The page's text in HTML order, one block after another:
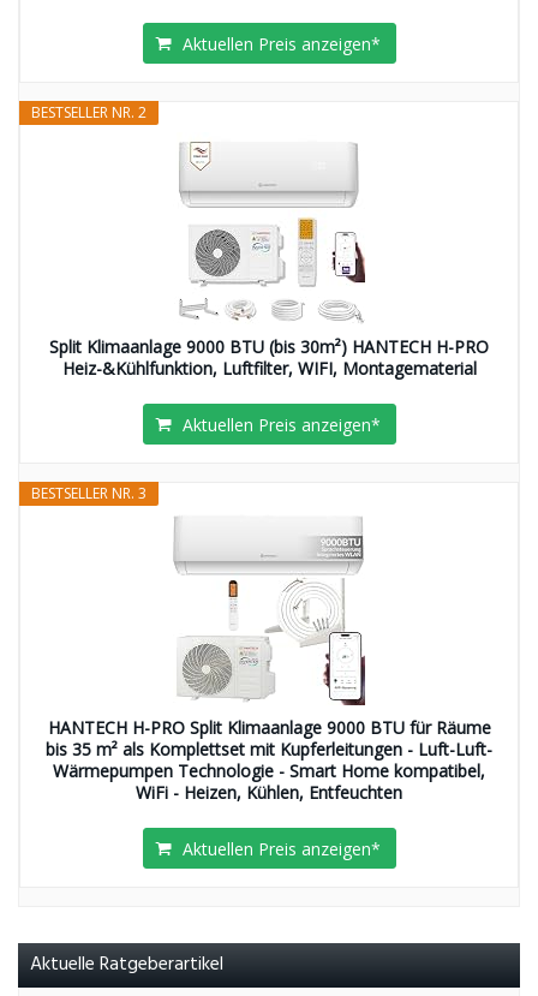
Aktuellen Preis anzeigen*
BESTSELLER NR. 2
Split Klimaanlage 9000 BTU (bis 30m²) HANTECH H-PRO
Heiz-&Kühlfunktion, Luftfilter, WIFI, Montagematerial
Aktuellen Preis anzeigen*
BESTSELLER NR. 3
HANTECH H-PRO Split Klimaanlage 9000 BTU für Räume
bis 35 m² als Komplettset mit Kupferleitungen - Luft-Luft-
Wärmepumpen Technologie - Smart Home kompatibel,
WiFi - Heizen, Kühlen, Entfeuchten
Aktuellen Preis anzeigen*
Aktuelle Ratgeberartikel